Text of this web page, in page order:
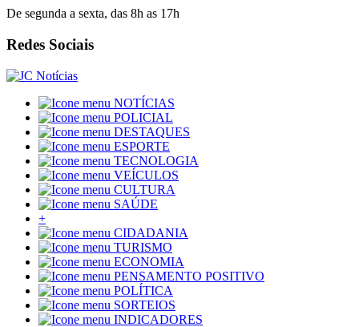
De segunda a sexta, das 8h as 17h
Redes Sociais
NOTÍCIAS
POLICIAL
DESTAQUES
ESPORTE
TECNOLOGIA
VEÍCULOS
CULTURA
SAÚDE
+
CIDADANIA
TURISMO
ECONOMIA
PENSAMENTO POSITIVO
POLÍTICA
SORTEIOS
INDICADORES